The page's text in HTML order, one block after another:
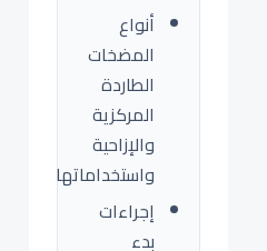
أنواع
المضخات
الطاردة
المركزية
والإزاحية
واستخداماتها.
إجراءات
بدء